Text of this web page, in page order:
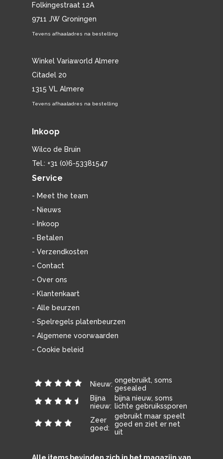
Folkingestraat 12A
9711 JW Groningen
Tevens afhaaladres na bestelling
Winkel Variaworld Almere
Citadel 20
1315 VL Almere
Tevens afhaaladres na bestelling
Inkoop
Wilco de Bruin
Tel.: +31 (0)6-53381547
Service
- Meet the team
- Nieuws
- Inkoop
- Betalen
- Verzendkosten
- Contact
- Over ons
- Klantenkaart
- Alle beurzen
- Spelregels platenbeurzen
- Algemene voorwaarden
- Cookie beleid
Nieuw: ongebruikt, soms
gesealed
Bijna
nieuw:
bijna nieuw, soms
lichte gebruikssporen
Zeer
goed:
gebruikt maar speelt
goed en ziet er net
uit